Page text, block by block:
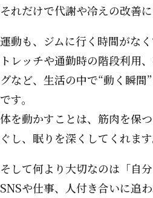
それだけで代謝や冷えの改善に
運動も、ジムに行く時間がな
トレッチや通勤時の階段利用
グなど、生活の中で“動く瞬間
です。
体を動かすことは、筋肉を保
ぐし、眠りを深くしてくれます
そして何より大切なのは「自
SNSや仕事、人付き合いに追